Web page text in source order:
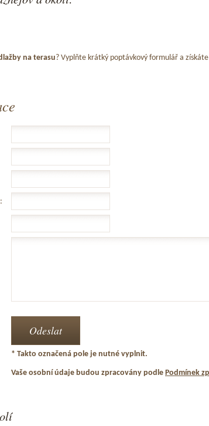
na terasu ? Vyplňte krátký poptávkový formulář a získáte
* Takto označená pole je nutné vyplnit.
Vaše osobní údaje budou zpracovány podle Podmínek